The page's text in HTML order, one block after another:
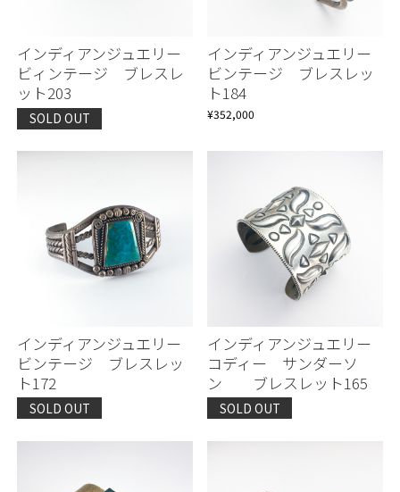
インディアンジュエリー
ビィンテージ ブレスレ
ット203
SOLD OUT
インディアンジュエリー
ビンテージ ブレスレッ
ト184
¥352,000
インディアンジュエリー
ビンテージ ブレスレッ
ト172
SOLD OUT
インディアンジュエリー
コディー サンダーソ
ン ブレスレット165
SOLD OUT